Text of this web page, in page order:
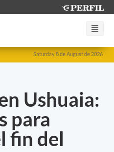
Saturday 8 de August de 2026
Ushuaia:
para
fin del